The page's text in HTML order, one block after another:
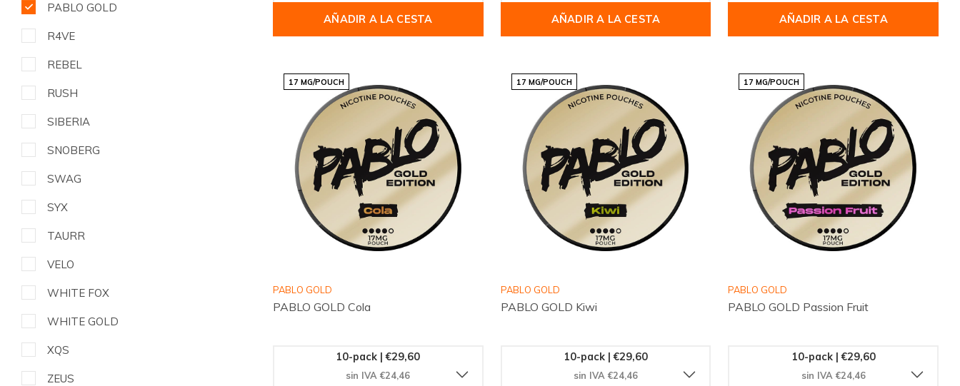
PABLO GOLD
R4VE
REBEL
RUSH
SIBERIA
SNOBERG
SWAG
SYX
TAURR
VELO
WHITE FOX
WHITE GOLD
XQS
ZEUS
AÑADIR A LA CESTA AÑADIR A LA CESTA AÑADIR A LA CESTA
17 MG/POUCH
PABLO GOLD
PABLO GOLD Cola
10-pack | €29,60
sin IVA €24,46
17 MG/POUCH
PABLO GOLD
PABLO GOLD Kiwi
10-pack | €29,60
sin IVA €24,46
17 MG/POUCH
PABLO GOLD
PABLO GOLD Passion Fruit
10-pack | €29,60
sin IVA €24,46